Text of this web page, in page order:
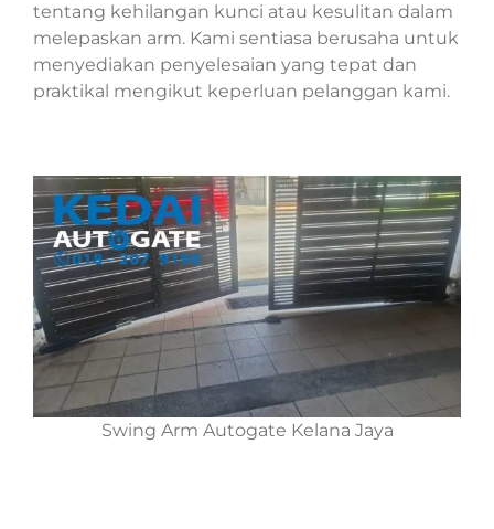
tentang kehilangan kunci atau kesulitan dalam
melepaskan arm. Kami sentiasa berusaha untuk
menyediakan penyelesaian yang tepat dan
praktikal mengikut keperluan pelanggan kami.
Swing Arm Autogate Kelana Jaya